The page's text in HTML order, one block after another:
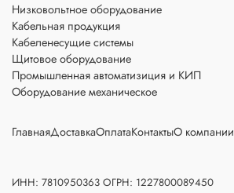
ГлавнаяДоставкаОплатаКонтактыО компании
Низковольтное оборудование
Кабельная продукция
Кабеленесущие системы
Щитовое оборудование
Промышленная автоматизиция и КИП
Оборудование механическое
ИНН: 7810950363 ОГРН: 1227800089450